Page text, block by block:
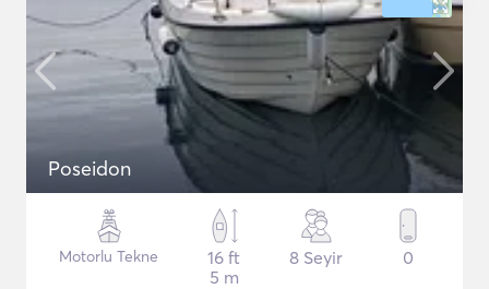
Poseidon
Motorlu Tekne
16 ft
5 m
8 Seyir 0